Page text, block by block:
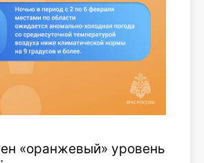
«оранжевый» уровень